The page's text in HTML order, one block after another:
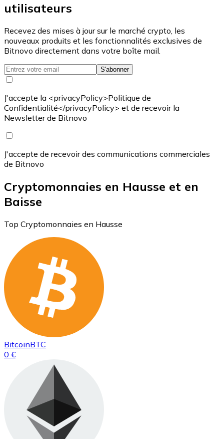
utilisateurs
Recevez des mises à jour sur le marché crypto, les
nouveaux produits et les fonctionnalités exclusives de
Bitnovo directement dans votre boîte mail.
S'abonner
J'accepte la <privacyPolicy>Politique de
Confidentialité</privacyPolicy> et de recevoir la
Newsletter de Bitnovo
J'accepte de recevoir des communications commerciales
de Bitnovo
Cryptomonnaies en Hausse et en
Baisse
Top Cryptomonnaies en Hausse
BitcoinBTC
0 €